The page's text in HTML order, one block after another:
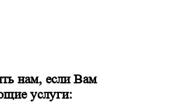
нам, если Вам
услуги: